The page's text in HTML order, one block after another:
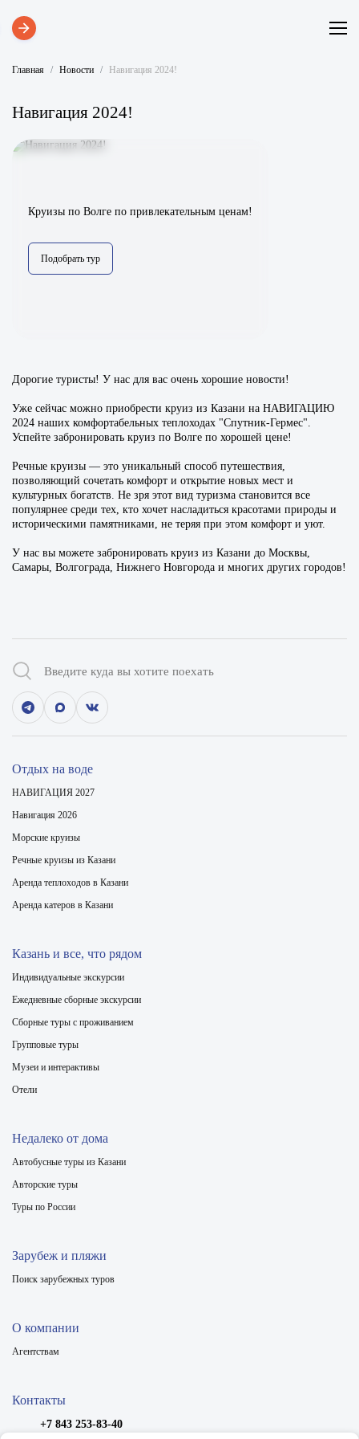
Главная Новости Навигация 2024!
Навигация 2024!
Круизы по Волге по привлекательным ценам!
Подобрать тур
Дорогие туристы! У нас для вас очень хорошие новости!
Уже сейчас можно приобрести круиз из Казани на НАВИГАЦИЮ
2024 наших комфортабельных теплоходах "Спутник-Гермес".
Успейте забронировать круиз по Волге по хорошей цене!
Речные круизы — это уникальный способ путешествия,
позволяющий сочетать комфорт и открытие новых мест и
культурных богатств. Не зря этот вид туризма становится все
популярнее среди тех, кто хочет насладиться красотами природы и
историческими памятниками, не теряя при этом комфорт и уют.
У нас вы можете забронировать круиз из Казани до Москвы,
Самары, Волгограда, Нижнего Новгорода и многих других городов!
Отдых на воде
НАВИГАЦИЯ 2027
Навигация 2026
Морские круизы
Речные круизы из Казани
Аренда теплоходов в Казани
Аренда катеров в Казани
Казань и все, что рядом
Индивидуальные экскурсии
Ежедневные сборные экскурсии
Сборные туры с проживанием
Групповые туры
Музеи и интерактивы
Отели
Недалеко от дома
Автобусные туры из Казани
Авторские туры
Туры по России
Зарубеж и пляжи
Поиск зарубежных туров
О компании
Агентствам
Контакты
+7 843 253-83-40